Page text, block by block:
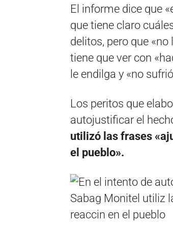
El informe dice que
que tiene claro
delitos, pero que
tiene que ver con
le endilga y «no
Los peritos que
autojustificar el
utilizó las frases
el pueblo».